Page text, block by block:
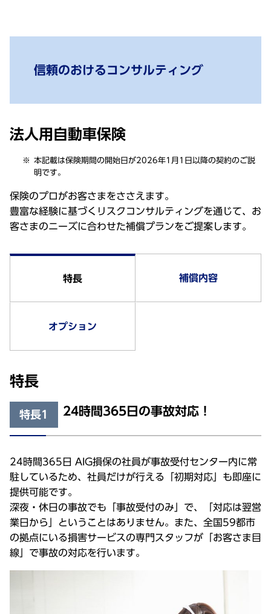
信頼のおけるコンサルティング
法人用自動車保険
本記載は保険期間の開始日が2026年1月1日以降の契約のご説
明です。
保険のプロがお客さまをささえます。
豊富な経験に基づくリスクコンサルティングを通じて、お
客さまのニーズに合わせた補償プランをご提案します。
特長 補償内容
オプション
特長
特長1 24時間365日の事故対応！
24時間365日 AIG損保の社員が事故受付センター内に常
駐しているため、社員だけが行える「初期対応」も即座に
提供可能です。
深夜・休日の事故でも「事故受付のみ」で、「対応は翌営
業日から」ということはありません。また、全国59都市
の拠点にいる損害サービスの専門スタッフが「お客さま目
線」で事故の対応を行います。